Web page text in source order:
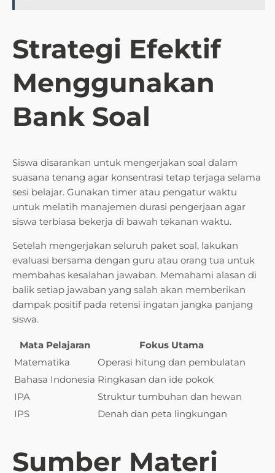
Strategi Efektif
Menggunakan
Bank Soal
Siswa disarankan untuk mengerjakan soal dalam
suasana tenang agar konsentrasi tetap terjaga selama
sesi belajar. Gunakan timer atau pengatur waktu
untuk melatih manajemen durasi pengerjaan agar
siswa terbiasa bekerja di bawah tekanan waktu.
Setelah mengerjakan seluruh paket soal, lakukan
evaluasi bersama dengan guru atau orang tua untuk
membahas kesalahan jawaban. Memahami alasan di
balik setiap jawaban yang salah akan memberikan
dampak positif pada retensi ingatan jangka panjang
siswa.
Mata Pelajaran
Fokus Utama
Matematika
Operasi hitung dan pembulatan
Bahasa Indonesia Ringkasan dan ide pokok
IPA
Struktur tumbuhan dan hewan
IPS
Denah dan peta lingkungan
Sumber Materi